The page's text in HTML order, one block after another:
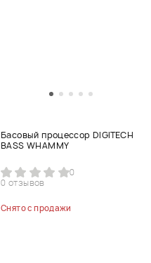
Басовый процессор DIGITECH
BASS WHAMMY
0
0 отзывов
Снято с продажи